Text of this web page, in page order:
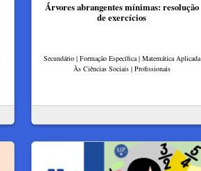
Árvores abrangentes mínimas: resolução
de exercícios
Secundário | Formação Específica | Matemática Aplicada
Às Ciências Sociais | Profissionais